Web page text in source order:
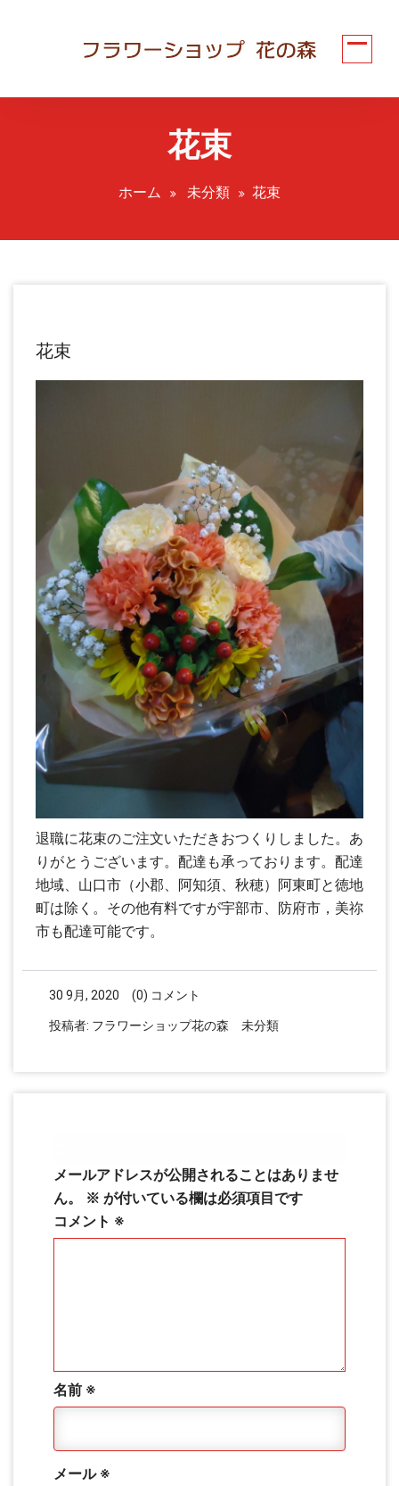
ツ
花束
ホーム 未分類 花束
花束
退職に花束のご注文いただきおつくりしました。あ
りがとうございます。配達も承っております。配達
地域、山口市（小郡、阿知須、秋穂）阿東町と徳地
町は除く。その他有料ですが宇部市、防府市，美祢
市も配達可能です。
30 9月, 2020 (0) コメント
投稿者: フラワーショップ花の森 未分類
メールアドレスが公開されることはありませ
ん。
※ が付いている欄は必須項目です
コメント ※
名前 ※
メール ※